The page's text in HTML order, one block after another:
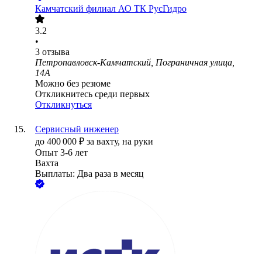
Камчатский филиал АО ТК РусГидро
3.2
•
3 отзыва
Петропавловск-Камчатский, Пограничная улица,
14А
Можно без резюме
Откликнитесь среди первых
Откликнуться
Сервисный инженер
до 400 000 ₽ за вахту, на руки
Опыт 3-6 лет
Вахта
Выплаты: Два раза в месяц